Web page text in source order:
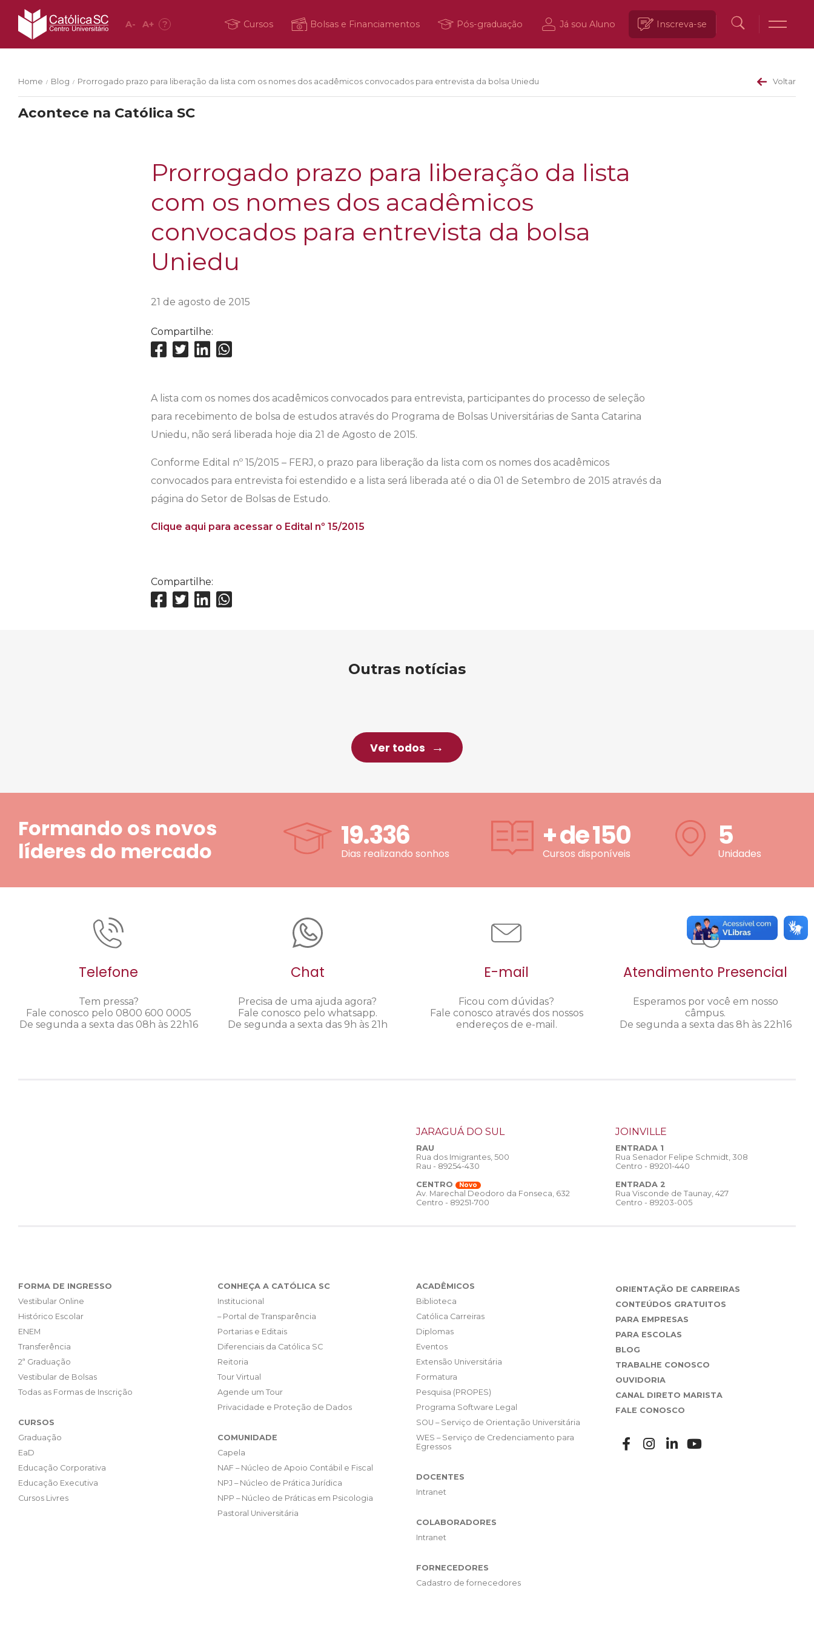
A- A+ ? Cursos Bolsas e Financiamentos Pós-graduação Já sou Aluno Inscreva-se
Home / Blog / Prorrogado prazo para liberação da lista com os nomes dos acadêmicos convocados para entrevista da bolsa Uniedu Voltar
Acontece na Católica SC
Prorrogado prazo para liberação da lista
com os nomes dos acadêmicos
convocados para entrevista da bolsa
Uniedu
21 de agosto de 2015
Compartilhe:
A lista com os nomes dos acadêmicos convocados para entrevista, participantes do processo de seleção
para recebimento de bolsa de estudos através do Programa de Bolsas Universitárias de Santa Catarina
Uniedu, não será liberada hoje dia 21 de Agosto de 2015.
Conforme Edital nº 15/2015 – FERJ, o prazo para liberação da lista com os nomes dos acadêmicos
convocados para entrevista foi estendido e a lista será liberada até o dia 01 de Setembro de 2015 através da
página do Setor de Bolsas de Estudo.
Clique aqui para acessar o Edital nº 15/2015
Compartilhe:
Outras notícias
Ver todos
Formando os novos
líderes do mercado
19.336
Dias realizando sonhos
+ de150
Cursos disponíveis
5
Unidades
Telefone
Tem pressa?
Fale conosco pelo 0800 600 0005
De segunda a sexta das 08h às 22h16
Chat
Precisa de uma ajuda agora?
Fale conosco pelo whatsapp.
De segunda a sexta das 9h às 21h
E-mail
Ficou com dúvidas?
Fale conosco através dos nossos
endereços de e-mail.
Atendimento Presencial
Esperamos por você em nosso
câmpus.
De segunda a sexta das 8h às 22h16
JARAGUÁ DO SUL
RAU
Rua dos Imigrantes, 500
Rau - 89254-430
CENTRO
Novo
Av. Marechal Deodoro da Fonseca, 632
Centro - 89251-700
JOINVILLE
ENTRADA 1
Rua Senador Felipe Schmidt, 308
Centro - 89201-440
ENTRADA 2
Rua Visconde de Taunay, 427
Centro - 89203-005
FORMA DE INGRESSO
Vestibular Online
Histórico Escolar
ENEM
Transferência
2ª Graduação
Vestibular de Bolsas
Todas as Formas de Inscrição
CURSOS
Graduação
EaD
Educação Corporativa
Educação Executiva
Cursos Livres
CONHEÇA A CATÓLICA SC
Institucional
– Portal de Transparência
Portarias e Editais
Diferenciais da Católica SC
Reitoria
Tour Virtual
Agende um Tour
Privacidade e Proteção de Dados
COMUNIDADE
Capela
NAF – Núcleo de Apoio Contábil e Fiscal
NPJ – Núcleo de Prática Jurídica
NPP – Núcleo de Práticas em Psicologia
Pastoral Universitária
ACADÊMICOS
Biblioteca
Católica Carreiras
Diplomas
Eventos
Extensão Universitária
Formatura
Pesquisa (PROPES)
Programa Software Legal
SOU – Serviço de Orientação Universitária
WES – Serviço de Credenciamento para
Egressos
DOCENTES
Intranet
COLABORADORES
Intranet
FORNECEDORES
Cadastro de fornecedores
ORIENTAÇÃO DE CARREIRAS
CONTEÚDOS GRATUITOS
PARA EMPRESAS
PARA ESCOLAS
BLOG
TRABALHE CONOSCO
OUVIDORIA
CANAL DIRETO MARISTA
FALE CONOSCO